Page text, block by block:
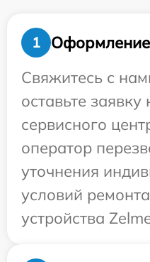
1
Свяжитесь с
оставьте заявку
сервисного
оператор
уточнения
условий
устройства